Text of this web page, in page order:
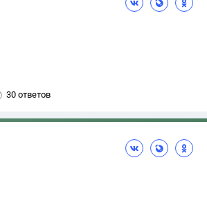
30 ответов